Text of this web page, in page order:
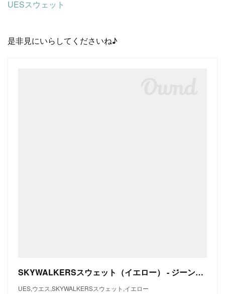
UESスウェット
是非見にいらしてくださいね♪
SKYWALKERSスウェット（イエロー） - ジーンズショップSpiral spiral-net
UES,ウエス,SKYWALKERSスウェット,イエロー